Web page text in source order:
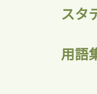
スタ
用語